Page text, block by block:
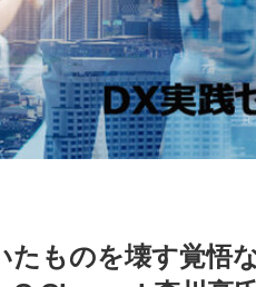
セミナー
たものを壊す覚悟